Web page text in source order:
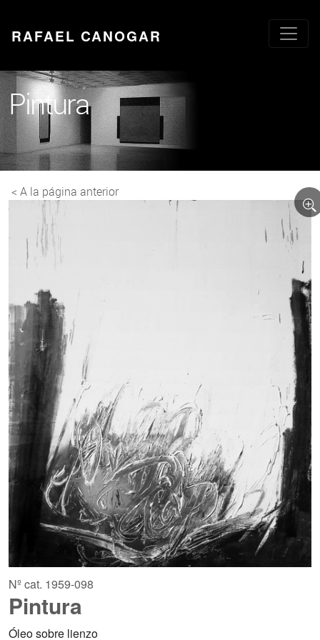
RAFAEL CANOGAR
Pintura
< A la página anterior
Nº cat. 1959-098
Pintura
Óleo sobre lienzo